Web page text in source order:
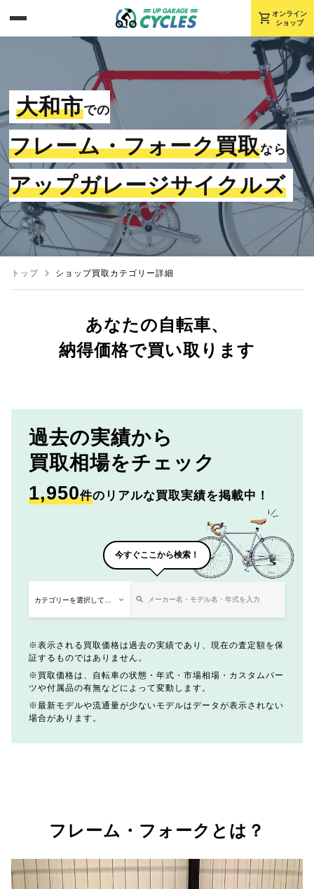
shopping_cart オンライン
ショップ
大和市での
フレーム・フォーク買取なら
アップガレージサイクルズ
トップ ショップ買取カテゴリー詳細
あなたの自転車、
納得価格で買い取ります
過去の実績から
買取相場をチェック
1,950件のリアルな買取実績を掲載中！
今すぐここから検索！
表示される買取価格は過去の実績であり、現在の査定額を保
証するものではありません。
買取価格は、自転車の状態・年式・市場相場・カスタムパー
ツや付属品の有無などによって変動します。
最新モデルや流通量が少ないモデルはデータが表示されない
場合があります。
フレーム・フォークとは？